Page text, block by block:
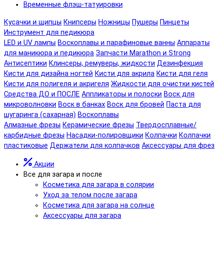
Временные флэш-татуировки
Кусачки и щипцы Книпсеры Ножницы Пушеры Пинцеты
Инструмент для педикюра
LED и UV лампы Воскоплавы и парафиновые ванны Аппараты
для маникюра и педикюра Запчасти Marathon и Strong
Антисептики Клинсеры, ремуверы, жидкости Дезинфекция
Кисти для дизайна ногтей Кисти для акрила Кисти для геля
Кисти для полигеля и акригеля Жидкости для очистки кистей
Средства ДО и ПОСЛЕ Аппликаторы и полоски Воск для
микроволновки Воск в банках Воск для бровей Паста для
шугаринга (сахарная) Воскоплавы
Алмазные фрезы Керамические фрезы Твердосплавные/
карбидные фрезы Насадки-полировщики Колпачки Колпачки
пластиковые Держатели для колпачков Аксессуары для фрез
Акции
Все для загара и после
Косметика для загара в солярии
Уход за телом после загара
Косметика для загара на солнце
Аксессуары для загара